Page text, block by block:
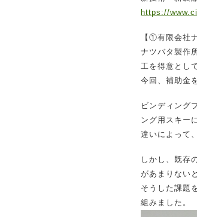
https://
【①有限会社
ナツバタ製作
工を得意とし
今回、補助金
ビンディング
ング用スキー
違いによって
しかし、既存
があまりない
そうした課題
組みました。